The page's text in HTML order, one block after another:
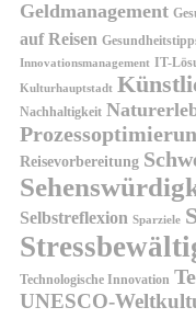
Geldmanagement
auf Reisen
Innovationsmanagement IT-
Kulturhauptstadt
Nachhaltigkeit
Reisevorbereitung
Selbstreflexion Sparziele
Technologische Innovation
UNESCO-